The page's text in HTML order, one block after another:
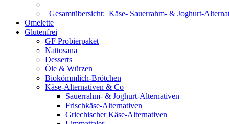
Gesamtübersicht: Käse- Sauerrahm- & Joghurt-
Omelette
Glutenfrei
GF Probierpaket
Nattosana
Desserts
Öle & Würzen
Biokömmlich-Brötchen
Käse-Alternativen & Co
Sauerrahm- & Joghurt-Alternativen
Frischkäse-Alternativen
Griechischer Käse-Alternativen